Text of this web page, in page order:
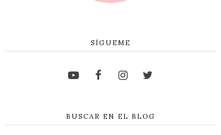
SÍGUEME
BUSCAR EN EL BLOG